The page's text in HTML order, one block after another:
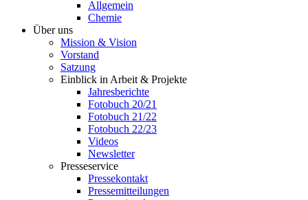
Allgemein
Chemie
Über uns
Mission & Vision
Vorstand
Satzung
Einblick in Arbeit & Projekte
Jahresberichte
Fotobuch 20/21
Fotobuch 21/22
Fotobuch 22/23
Videos
Newsletter
Presseservice
Pressekontakt
Pressemitteilungen